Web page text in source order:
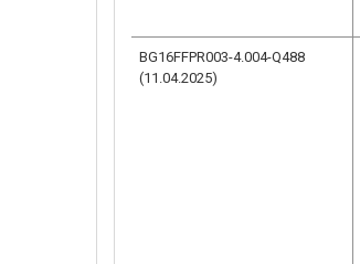
BG16FFPR003-4.004-Q488
(11.04.2025)